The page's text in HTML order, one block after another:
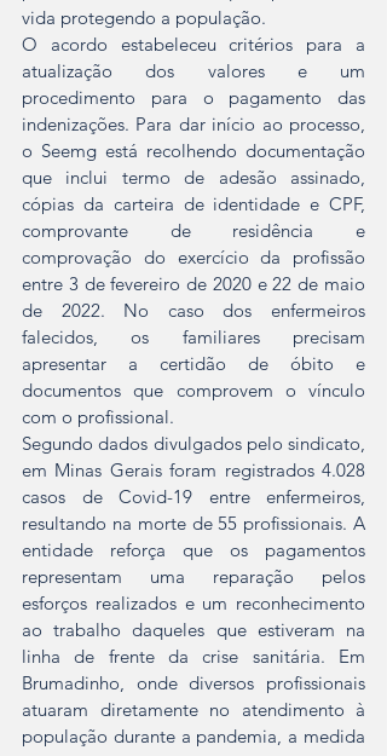
vida protegendo a população.
O acordo estabeleceu critérios para a
atualização dos valores e um
procedimento para o pagamento das
indenizações. Para dar início ao processo,
o Seemg está recolhendo documentação
que inclui termo de adesão assinado,
cópias da carteira de identidade e CPF,
comprovante de residência e
comprovação do exercício da profissão
entre 3 de fevereiro de 2020 e 22 de maio
de 2022. No caso dos enfermeiros
falecidos, os familiares precisam
apresentar a certidão de óbito e
documentos que comprovem o vínculo
com o profissional.
Segundo dados divulgados pelo sindicato,
em Minas Gerais foram registrados 4.028
casos de Covid-19 entre enfermeiros,
resultando na morte de 55 profissionais. A
entidade reforça que os pagamentos
representam uma reparação pelos
esforços realizados e um reconhecimento
ao trabalho daqueles que estiveram na
linha de frente da crise sanitária. Em
Brumadinho, onde diversos profissionais
atuaram diretamente no atendimento à
população durante a pandemia, a medida